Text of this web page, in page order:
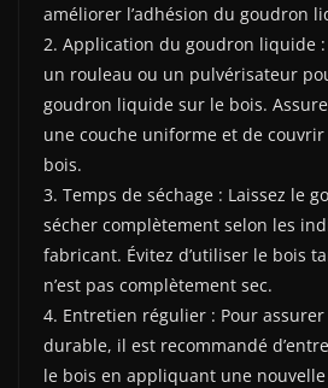
améliorer l’adhésion du goudron
2. Application du goudron liquide
un rouleau ou un pulvérisateur
goudron liquide sur le bois.
une couche uniforme et de
bois.
3. Temps de séchage : Laissez le
sécher complètement selon les
fabricant. Évitez d’utiliser le bois
n’est pas complètement sec.
4. Entretien régulier : Pour
durable, il est recommandé
le bois en appliquant une